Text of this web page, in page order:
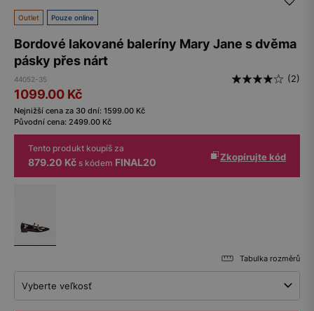
Outlet Pouze online
Bordové lakované baleríny Mary Jane s dvěma
pásky přes nárt
44052-35 (2)
1099.00 Kč
Nejnižší cena za 30 dní: 1599.00 Kč
Původní cena: 2499.00 Kč
Tento produkt koupíš za
879.20 Kč s kódem FINAL20 Zkopírujte kód
Tabulka rozměrů
Vyberte veľkosť